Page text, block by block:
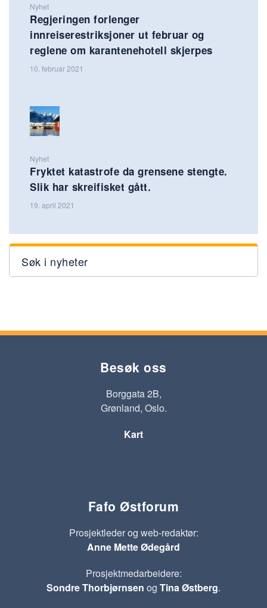
Nyhet
Regjeringen forlenger
innreiserestriksjoner ut februar og
reglene om karantenehotell skjerpes
10. februar 2021
Nyhet
Fryktet katastrofe da grensene stengte.
Slik har skreifisket gått.
19. april 2021
Søk i nyheter
Besøk oss
Borggata 2B,
Grønland, Oslo.
Kart
Fafo Østforum
Prosjektleder og web-redaktør:
Anne Mette Ødegård
Prosjektmedarbeidere:
Sondre Thorbjørnsen og Tina Østberg.